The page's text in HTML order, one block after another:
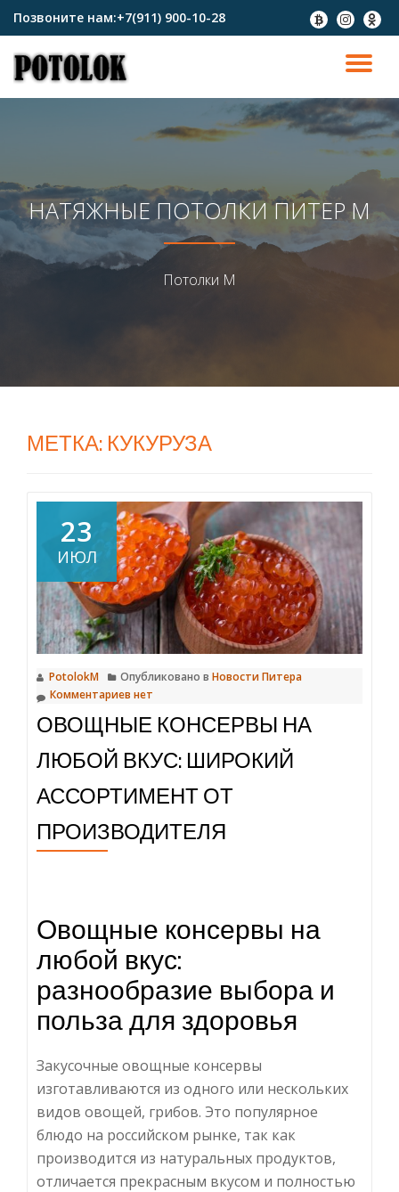
содержимому
Позвоните нам:+7(911) 900-10-28
fa-
btc
fa-
instagram
fa-
НАТЯЖНЫЕ ПОТОЛКИ ПИТЕР М
Потолки М
МЕТКА: КУКУРУЗА
23
ИЮЛ
PotolokM Опубликовано в Новости Питера
Комментариев нет
ОВОЩНЫЕ КОНСЕРВЫ НА
ЛЮБОЙ ВКУС: ШИРОКИЙ
АССОРТИМЕНТ ОТ
ПРОИЗВОДИТЕЛЯ
Овощные консервы на
любой вкус:
разнообразие выбора и
польза для здоровья
Закусочные овощные консервы
изготавливаются из одного или нескольких
видов овощей, грибов. Это популярное
блюдо на российском рынке, так как
производится из натуральных продуктов,
отличается прекрасным вкусом и полностью